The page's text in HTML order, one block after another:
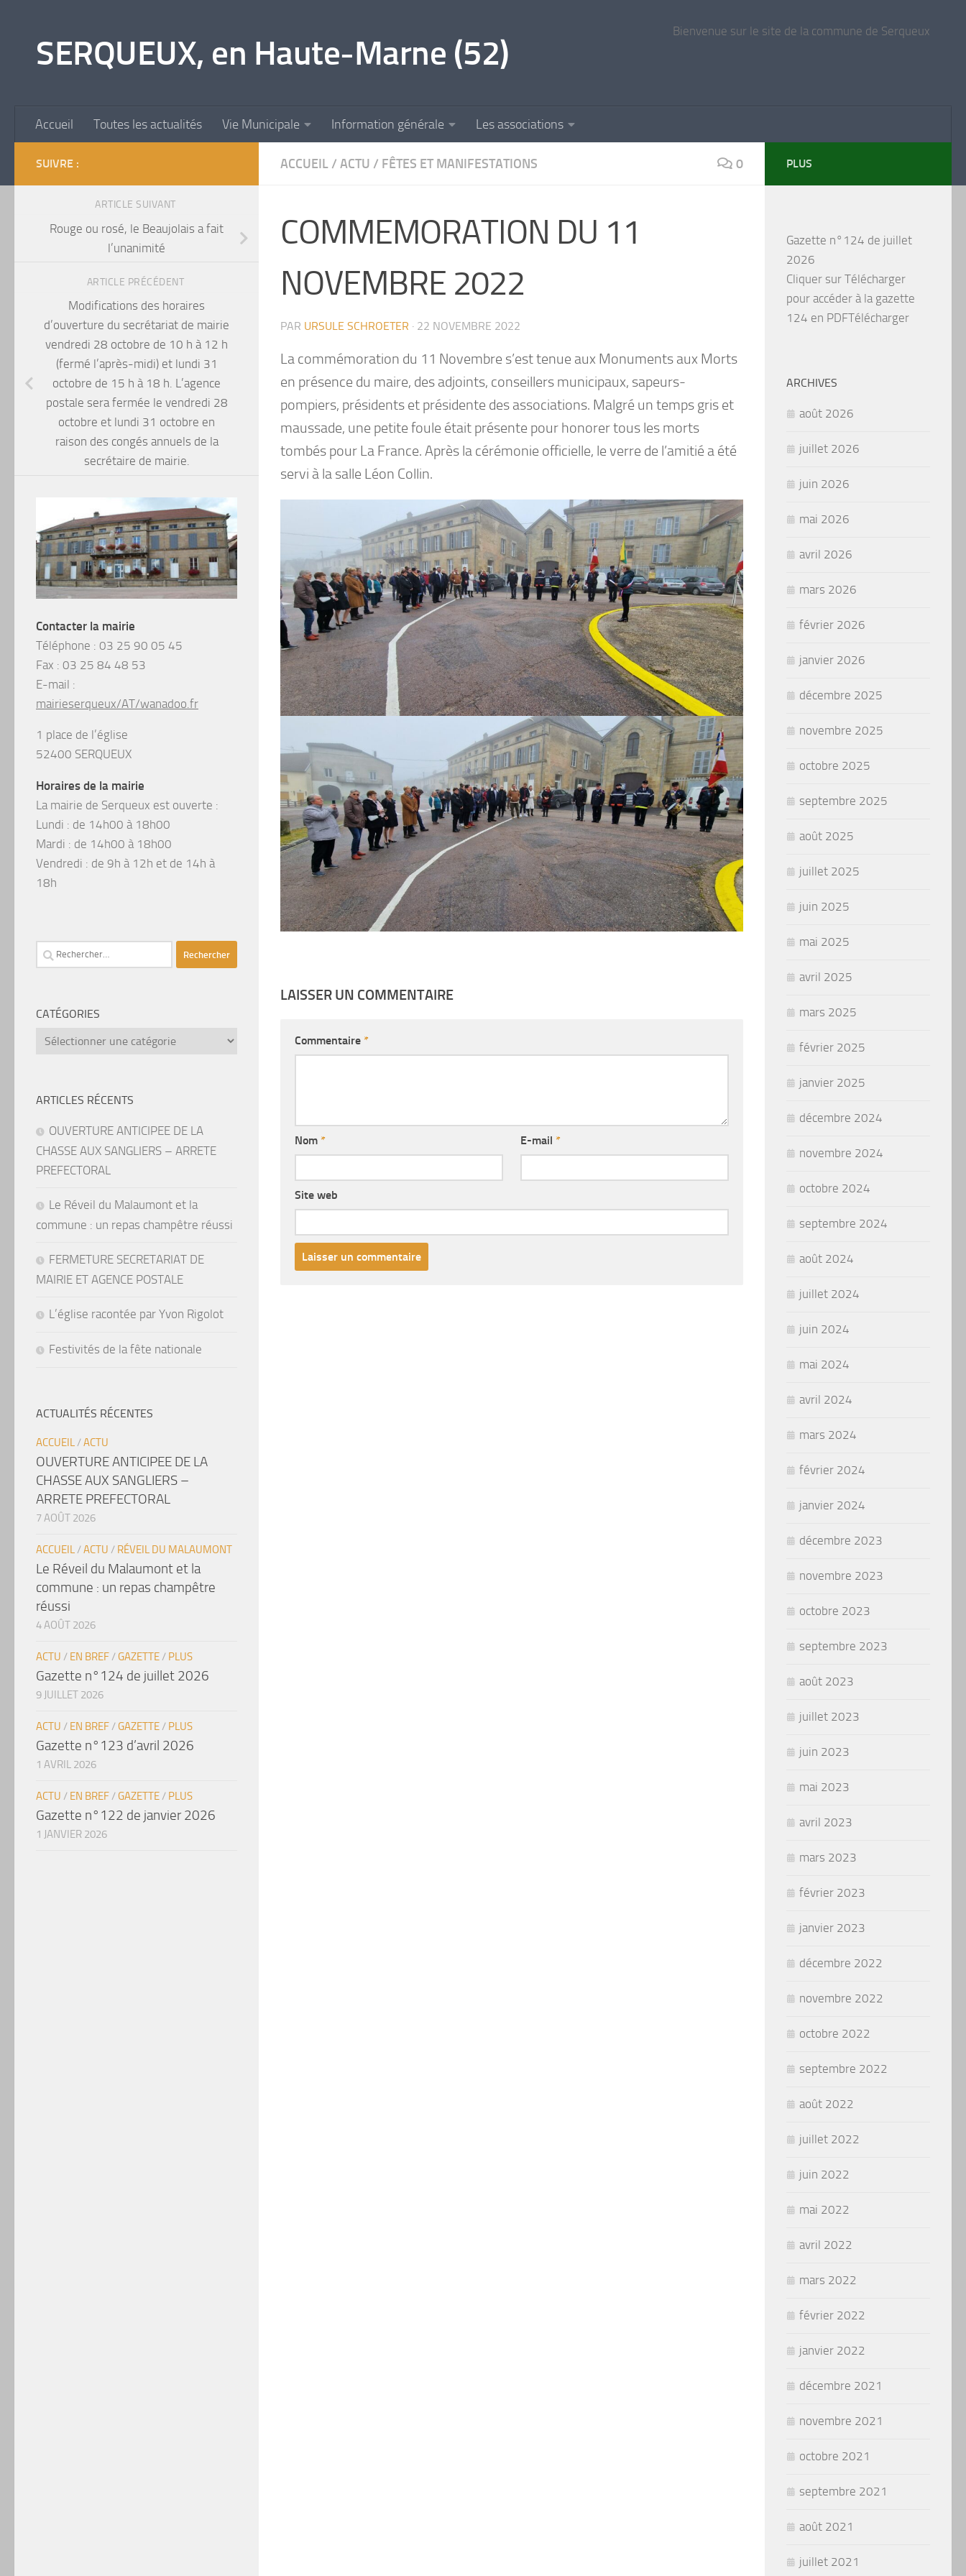
SERQUEUX, en Haute-Marne (52)
Bienvenue sur le site de la commune de Serqueux
Accueil Toutes les actualités Vie Municipale Information générale Les associations
ACCUEIL / ACTU / FÊTES ET MANIFESTATIONS 0
COMMEMORATION DU 11
NOVEMBRE 2022
PAR URSULE SCHROETER · 22 NOVEMBRE 2022
La commémoration du 11 Novembre s’est tenue aux Monuments aux Morts
en présence du maire, des adjoints, conseillers municipaux, sapeurs-
pompiers, présidents et présidente des associations. Malgré un temps gris et
maussade, une petite foule était présente pour honorer tous les morts
tombés pour La France. Après la cérémonie officielle, le verre de l’amitié a été
servi à la salle Léon Collin.
LAISSER UN COMMENTAIRE
Commentaire *
Nom * E-mail *
Site web
SUIVRE :
ARTICLE SUIVANT
Rouge ou rosé, le Beaujolais a fait
l’unanimité
ARTICLE PRÉCÉDENT
Modifications des horaires
d’ouverture du secrétariat de mairie
vendredi 28 octobre de 10 h à 12 h
(fermé l’après-midi) et lundi 31
octobre de 15 h à 18 h. L’agence
postale sera fermée le vendredi 28
octobre et lundi 31 octobre en
raison des congés annuels de la
secrétaire de mairie.
Contacter la mairie
Téléphone : 03 25 90 05 45
Fax : 03 25 84 48 53
E-mail :
mairieserqueux/AT/wanadoo.fr
1 place de l’église
52400 SERQUEUX
Horaires de la mairie
La mairie de Serqueux est ouverte :
Lundi : de 14h00 à 18h00
Mardi : de 14h00 à 18h00
Vendredi : de 9h à 12h et de 14h à
18h
Rechercher :
CATÉGORIES
catégories
ARTICLES RÉCENTS
OUVERTURE ANTICIPEE DE LA
CHASSE AUX SANGLIERS – ARRETE
PREFECTORAL
Le Réveil du Malaumont et la
commune : un repas champêtre réussi
FERMETURE SECRETARIAT DE
MAIRIE ET AGENCE POSTALE
L’église racontée par Yvon Rigolot
Festivités de la fête nationale
ACTUALITÉS RÉCENTES
ACCUEIL/ACTU
OUVERTURE ANTICIPEE DE LA
CHASSE AUX SANGLIERS –
ARRETE PREFECTORAL
7 AOÛT 2026
ACCUEIL/ACTU / RÉVEIL DU MALAUMONT
Le Réveil du Malaumont et la
commune : un repas champêtre
réussi
4 AOÛT 2026
ACTU / EN BREF/GAZETTE/ PLUS
Gazette n°124 de juillet 2026
9 JUILLET 2026
ACTU / EN BREF/GAZETTE/ PLUS
Gazette n°123 d’avril 2026
1 AVRIL 2026
ACTU / EN BREF/GAZETTE/ PLUS
Gazette n°122 de janvier 2026
1 JANVIER 2026
PLUS
Gazette n°124 de juillet
2026
Cliquer sur Télécharger
pour accéder à la gazette
124 en PDFTélécharger
ARCHIVES
août 2026
juillet 2026
juin 2026
mai 2026
avril 2026
mars 2026
février 2026
janvier 2026
décembre 2025
novembre 2025
octobre 2025
septembre 2025
août 2025
juillet 2025
juin 2025
mai 2025
avril 2025
mars 2025
février 2025
janvier 2025
décembre 2024
novembre 2024
octobre 2024
septembre 2024
août 2024
juillet 2024
juin 2024
mai 2024
avril 2024
mars 2024
février 2024
janvier 2024
décembre 2023
novembre 2023
octobre 2023
septembre 2023
août 2023
juillet 2023
juin 2023
mai 2023
avril 2023
mars 2023
février 2023
janvier 2023
décembre 2022
novembre 2022
octobre 2022
septembre 2022
août 2022
juillet 2022
juin 2022
mai 2022
avril 2022
mars 2022
février 2022
janvier 2022
décembre 2021
novembre 2021
octobre 2021
septembre 2021
août 2021
juillet 2021